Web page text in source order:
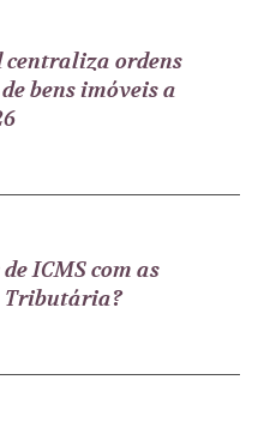
ordens
bens imóveis a
ICMS com as
Tributária?